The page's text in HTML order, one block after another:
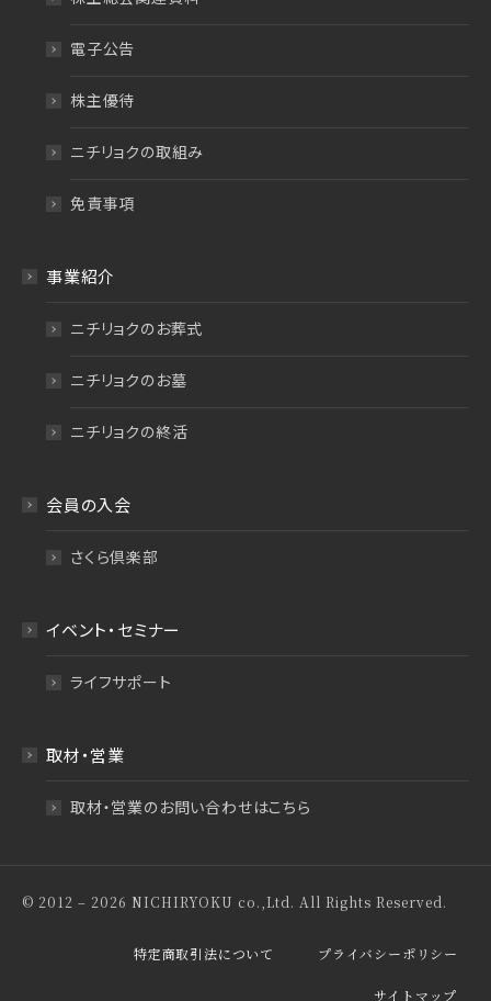
電子公告
株主優待
ニチリョクの取組み
免責事項
事業紹介
ニチリョクのお葬式
ニチリョクのお墓
ニチリョクの終活
会員の入会
さくら倶楽部
イベント・セミナー
ライフサポート
取材・営業
取材・営業のお問い合わせはこちら
© 2012 – 2026 NICHIRYOKU co.,Ltd. All Rights Reserved.
特定商取引法について プライバシーポリシー
サイトマップ